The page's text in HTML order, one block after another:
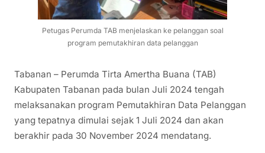
Petugas Perumda TAB menjelaskan ke pelanggan soal
program pemutakhiran data pelanggan
Tabanan – Perumda Tirta Amertha Buana (TAB)
Kabupaten Tabanan pada bulan Juli 2024 tengah
melaksanakan program Pemutakhiran Data Pelanggan
yang tepatnya dimulai sejak 1 Juli 2024 dan akan
berakhir pada 30 November 2024 mendatang.